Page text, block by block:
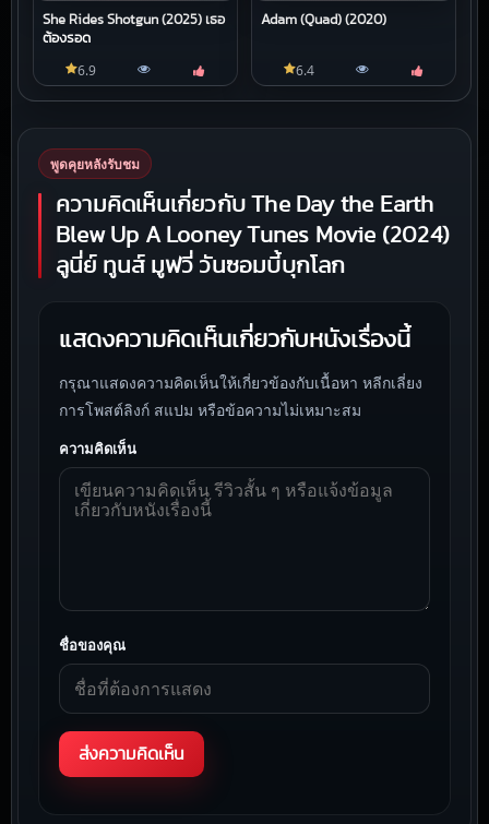
She Rides Shotgun (2025) เธอ
ต้องรอด
6.9
Adam (Quad) (2020)
6.4
พูดคุยหลังรับชม
ความคิดเห็นเกี่ยวกับ The Day the Earth
Blew Up A Looney Tunes Movie (2024)
ลูนี่ย์ ทูนส์ มูฟวี่ วันซอมบี้บุกโลก
แสดงความคิดเห็นเกี่ยวกับหนังเรื่องนี้
กรุณาแสดงความคิดเห็นให้เกี่ยวข้องกับเนื้อหา หลีกเลี่ยง
การโพสต์ลิงก์ สแปม หรือข้อความไม่เหมาะสม
ความคิดเห็น
ชื่อของคุณ